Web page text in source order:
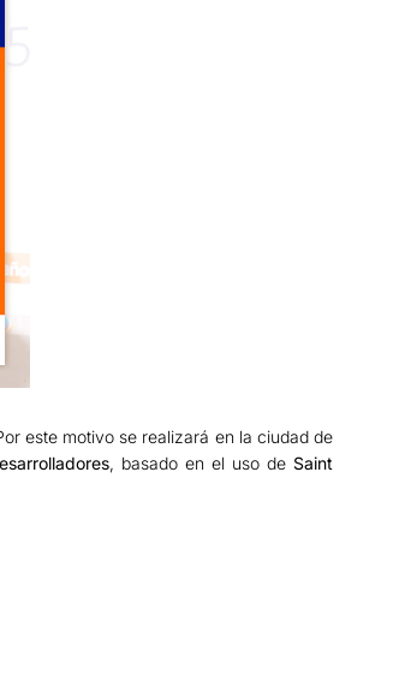
este motivo se realizará en la ciudad de
, basado en el uso deSaint